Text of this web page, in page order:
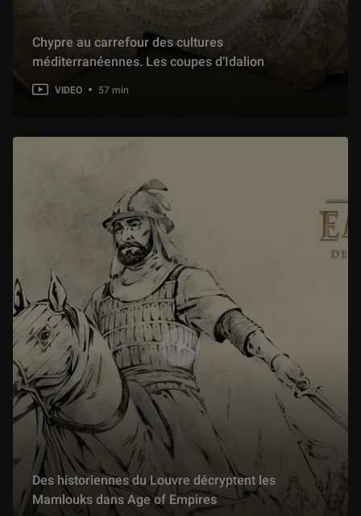
Chypre au carrefour des cultures
méditerranéennes. Les coupes d’Idalion
VIDEO 57 min
Des historiennes du Louvre décryptent les
Mamlouks dans Age of Empires